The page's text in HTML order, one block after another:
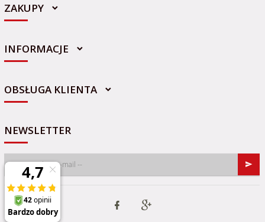
sklep@sportowo-medyczna.pl
ZAKUPY
INFORMACJE
OBSŁUGA KLIENTA
NEWSLETTER